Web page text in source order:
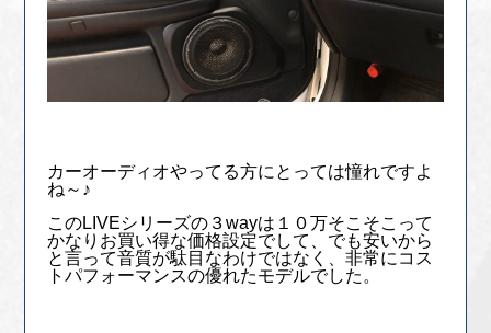
カーオーディオやってる方にとっては憧れですよ
ね～♪
このLIVEシリーズの３wayは１０万そこそこって
かなりお買い得な価格設定でして、でも安いから
と言って音質が駄目なわけではなく、非常にコス
トパフォーマンスの優れたモデルでした。